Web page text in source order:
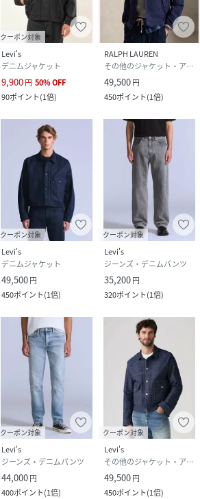
クーポン対象
Levi's
デニムジャケット
9,900円 50%OFF
90ポイント(1倍)
RALPH LAUREN
その他のジャケット・アウター
49,500円
450ポイント(1倍)
クーポン対象
Levi's
デニムジャケット
49,500円
450ポイント(1倍)
クーポン対象
Levi's
ジーンズ・デニムパンツ
35,200円
320ポイント(1倍)
クーポン対象
Levi's
ジーンズ・デニムパンツ
44,000円
400ポイント(1倍)
クーポン対象
Levi's
その他のジャケット・アウター
49,500円
450ポイント(1倍)